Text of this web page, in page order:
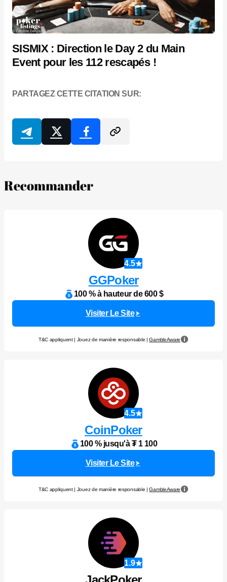
SISMIX : Direction le Day 2 du Main
Event pour les 112 rescapés !
PARTAGEZ CETTE CITATION SUR:
Recommander
4.5
GGPoker
100 % à hauteur de 600 $
Visiter Le Site
T&C appliquent | Jouez de manière responsable |GambleAware
4.5
CoinPoker
100 % jusqu'à ₮ 1 100
Visiter Le Site
T&C appliquent | Jouez de manière responsable |GambleAware
1.9